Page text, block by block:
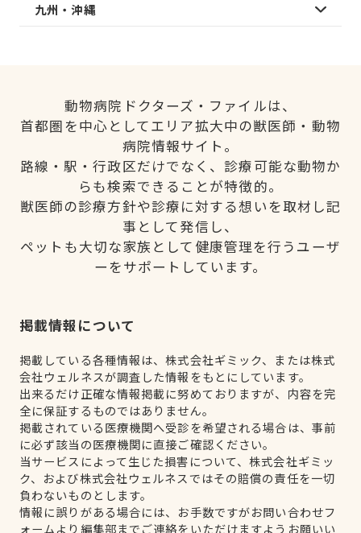
九州・沖縄
動物病院ドクターズ・ファイルは、
首都圏を中心としてエリア拡大中の獣医師・動物
病院情報サイト。
路線・駅・行政区だけでなく、診療可能な動物か
らも検索できることが特徴的。
獣医師の診療方針や診療に対する想いを取材し記
事として発信し、
ペットも大切な家族として健康管理を行うユーザ
ーをサポートしています。
掲載情報について
掲載している各種情報は、株式会社ギミック、または株式
会社ウェルネスが調査した情報をもとにしています。
出来るだけ正確な情報掲載に努めておりますが、内容を完
全に保証するものではありません。
掲載されている医療機関へ受診を希望される場合は、事前
に必ず該当の医療機関に直接ご確認ください。
当サービスによって生じた損害について、株式会社ギミッ
ク、および株式会社ウェルネスではその賠償の責任を一切
負わないものとします。
情報に誤りがある場合には、お手数ですがお問い合わせフ
ォームより編集部までご連絡をいただけますようお願いい